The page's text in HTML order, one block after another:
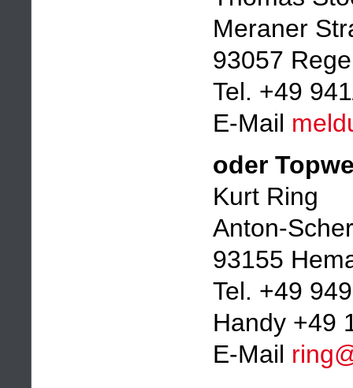
Meraner
93057
Tel. +49
E-Mail
oder
Kurt Ring
Anton-
93155
Tel. +49
Handy +49
E-Mail